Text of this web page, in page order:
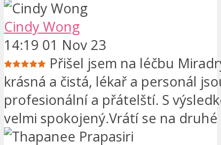
Cindy Wong
14:19 01 Nov 23
Přišel jsem na léčbu
krásná a čistá, lékař a personál
profesionální a přátelští. S
velmi spokojený.Vrátí se na